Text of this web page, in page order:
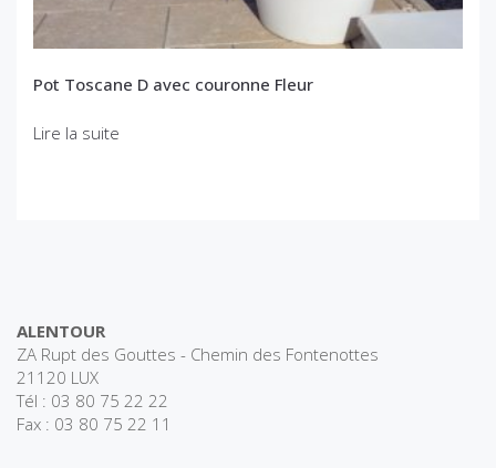
Pot Toscane D avec couronne Fleur
Lire la suite
ALENTOUR
ZA Rupt des Gouttes - Chemin des Fontenottes
21120 LUX
Tél : 03 80 75 22 22
Fax : 03 80 75 22 11